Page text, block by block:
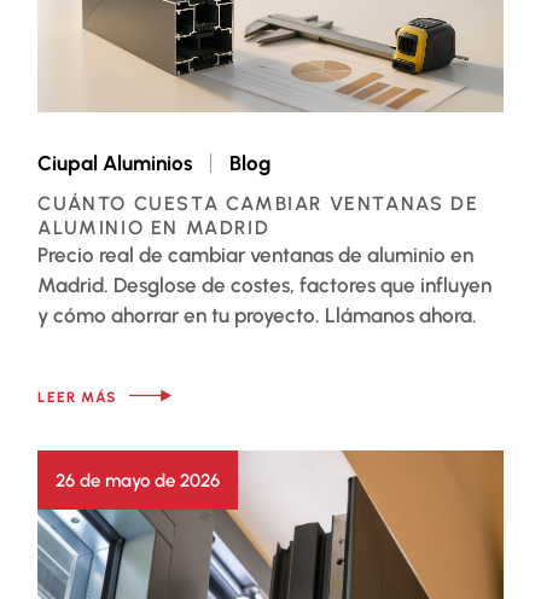
Ciupal Aluminios Blog
CUÁNTO CUESTA CAMBIAR VENTANAS DE
ALUMINIO EN MADRID
Precio real de cambiar ventanas de aluminio en
Madrid. Desglose de costes, factores que influyen
y cómo ahorrar en tu proyecto. Llámanos ahora.
LEER MÁS
26 de mayo de 2026